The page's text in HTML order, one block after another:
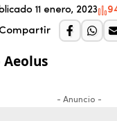
11 enero, 2023
- Anuncio -